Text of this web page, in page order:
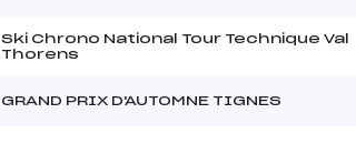
Ski Chrono National Tour Technique Val
Thorens
GRAND PRIX D'AUTOMNE TIGNES